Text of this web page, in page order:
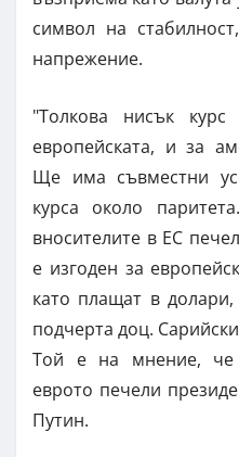
символ на
напрежение.
"Толкова нисък
европейската, и за
Ще има съвместни
курса около
вносителите в ЕС
е изгоден за
като плащат в
подчерта доц.
Той е на мнение, че
еврото печели
Путин.